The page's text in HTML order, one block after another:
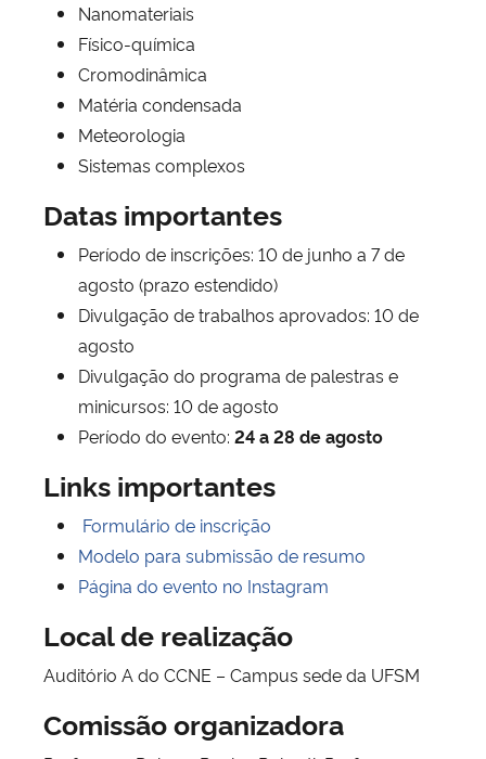
Nanomateriais
Físico-química
Cromodinâmica
Matéria condensada
Meteorologia
Sistemas complexos
Datas importantes
Período de inscrições: 10 de junho a 7 de
agosto (prazo estendido)
Divulgação de trabalhos aprovados: 10 de
agosto
Divulgação do programa de palestras e
minicursos: 10 de agosto
Período do evento: 24 a 28 de agosto
Links importantes
Formulário de inscrição
Modelo para submissão de resumo
Página do evento no Instagram
Local de realização
Auditório A do CCNE – Campus sede da UFSM
Comissão organizadora